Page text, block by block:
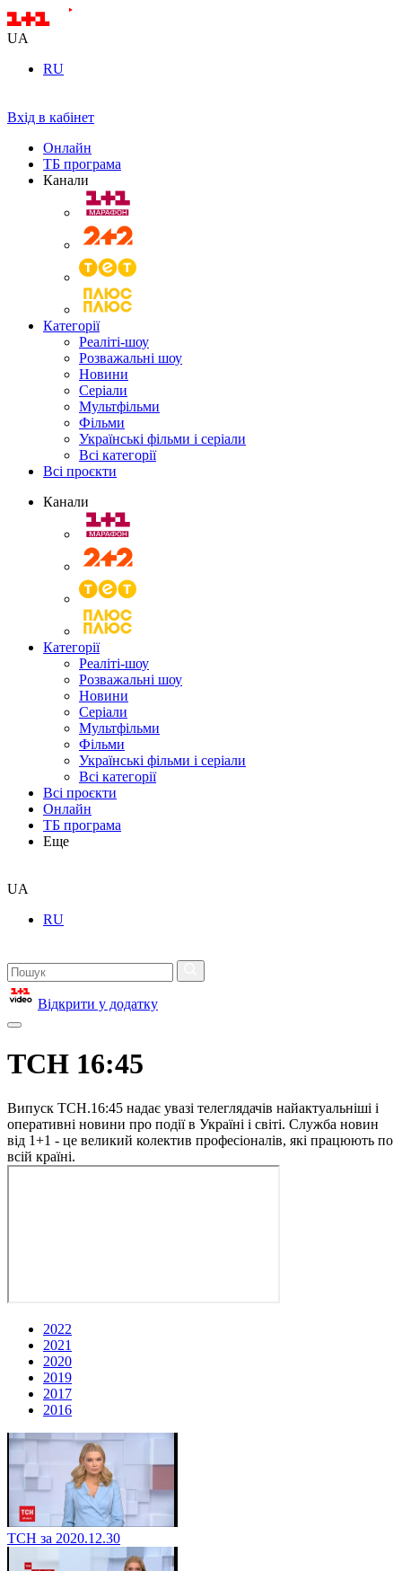
UA
RU
Вхід в кабінет
Онлайн
ТБ програма
Канали
Категорії
Реаліті-шоу
Розважальні шоу
Новини
Серіали
Мультфільми
Фільми
Українські фільми і серіали
Всі категорії
Всі проєкти
Канали
Категорії
Реаліті-шоу
Розважальні шоу
Новини
Серіали
Мультфільми
Фільми
Українські фільми і серіали
Всі категорії
Всі проєкти
Онлайн
ТБ програма
Еще
UA
RU
Відкрити у додатку
ТСН 16:45
Випуск ТСН.16:45 надає увазі телеглядачів найактуальніші і
оперативні новини про події в Україні і світі. Служба новин
від 1+1 - це великий колектив професіоналів, які працюють по
всій країні.
2022
2021
2020
2019
2017
2016
ТСН за 2020.12.30